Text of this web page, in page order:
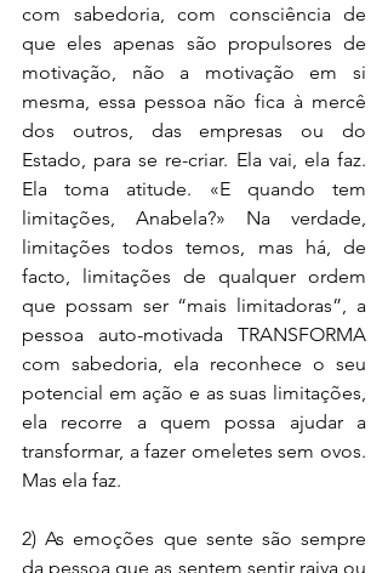
com sabedoria, com consciência de
que eles apenas são propulsores de
motivação, não a motivação em si
mesma, essa pessoa não fica à mercê
dos outros, das empresas ou do
Estado, para se re-criar. Ela vai, ela faz.
Ela toma atitude. «E quando tem
limitações, Anabela?» Na verdade,
limitações todos temos, mas há, de
facto, limitações de qualquer ordem
que possam ser “mais limitadoras”, a
pessoa auto-motivada TRANSFORMA
com sabedoria, ela reconhece o seu
potencial em ação e as suas limitações,
ela recorre a quem possa ajudar a
transformar, a fazer omeletes sem ovos.
Mas ela faz.
2) As emoções que sente são sempre
da pessoa que as sentem sentir raiva ou